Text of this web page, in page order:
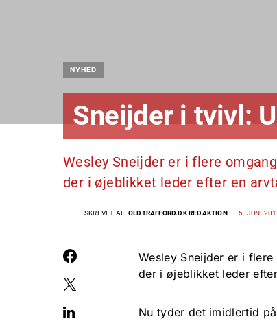
NYHED
Sneijder i tvivl:
Wesley Sneijder er i flere
der i øjeblikket leder efter en
SKREVET AF OLDTRAFFORD.DK REDAKTION 5. JUNI
Wesley Sneijder er i
der i øjeblikket leder
Nu tyder det imidlertid